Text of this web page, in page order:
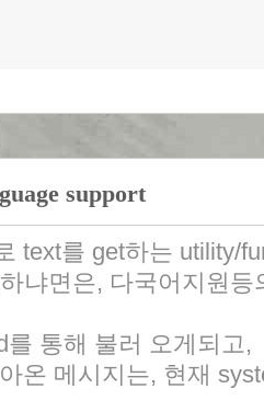
support
text를 get하는 utility/
냐면은, 다국어지원
통해 불러 오게되고,
온 메시지는, 현재